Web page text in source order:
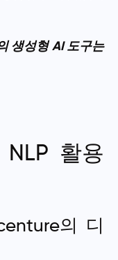
생성형 AI 도구는
활용
의 디